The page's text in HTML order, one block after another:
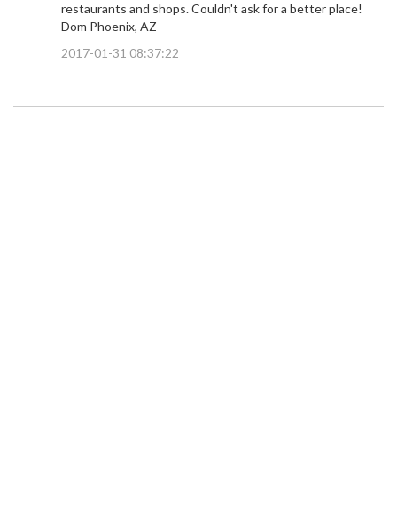
restaurants and shops. Couldn't ask for a better place!
Dom Phoenix, AZ
2017-01-31 08:37:22